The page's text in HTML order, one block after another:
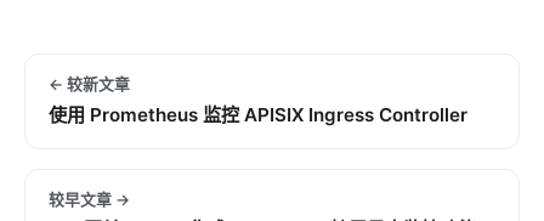
← 较新文章
使用 Prometheus 监控 APISIX Ingress Controller
较早文章 →